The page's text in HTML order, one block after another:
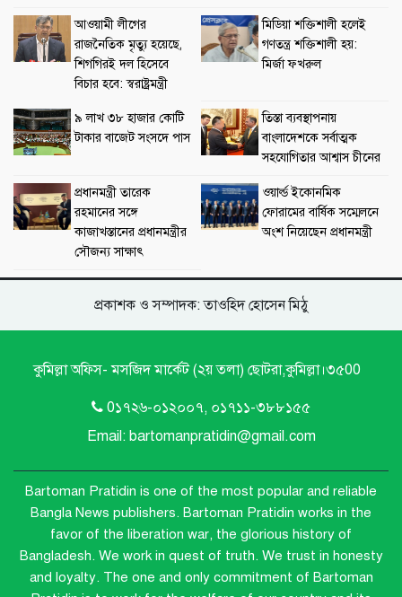
আওয়ামী লীগের
রাজনৈতিক মৃত্যু হয়েছে,
শিগগিরই দল হিসেবে
বিচার হবে: স্বরাষ্ট্রমন্ত্রী
মিডিয়া শক্তিশালী হলেই
গণতন্ত্র শক্তিশালী হয়:
মির্জা ফখরুল
৯ লাখ ৩৮ হাজার কোটি
টাকার বাজেট সংসদে পাস
তিস্তা ব্যবস্থাপনায়
বাংলাদেশকে সর্বাত্মক
সহযোগিতার আশ্বাস চীনের
প্রধানমন্ত্রী তারেক
রহমানের সঙ্গে
কাজাখস্তানের প্রধানমন্ত্রীর
সৌজন্য সাক্ষাৎ
ওয়ার্ল্ড ইকোনমিক
ফোরামের বার্ষিক সম্মেলনে
অংশ নিয়েছেন প্রধানমন্ত্রী
প্রকাশক ও সম্পাদক: তাওহিদ হোসেন মিঠু
কুমিল্লা অফিস- মসজিদ মার্কেট (২য় তলা) ছোটরা,কুমিল্লা।৩৫00
0১৭২৬-০১২০০৭, ০১৭১১-৩৮৮১৫৫
Email: bartomanpratidin@gmail.com
Bartoman Pratidin is one of the most popular and reliable
Bangla News publishers. Bartoman Pratidin works in the
favor of the liberation war, the glorious history of
Bangladesh. We work in quest of truth. We trust in honesty
and loyalty. The one and only commitment of Bartoman